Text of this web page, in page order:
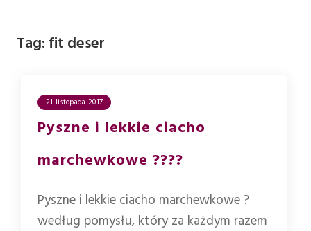
Tag: fit deser
21 listopada 2017
Pyszne i lekkie ciacho
marchewkowe ????
Pyszne i lekkie ciacho marchewkowe ?
według pomysłu, który za każdym razem